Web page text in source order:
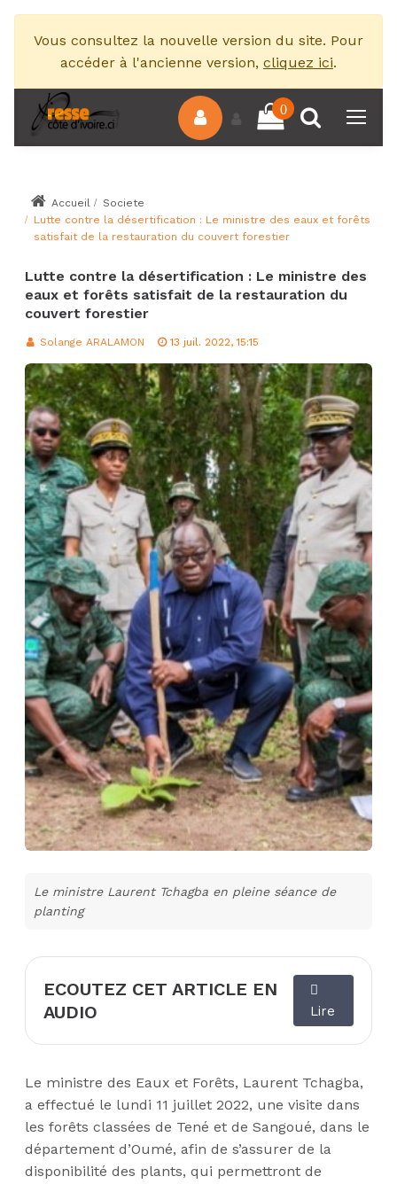
Vous consultez la nouvelle version du site. Pour
accéder à l'ancienne version, cliquez ici.
0
Accueil
Societe
Lutte contre la désertification : Le ministre des eaux et forêts
satisfait de la restauration du couvert forestier
Lutte contre la désertification : Le ministre des
eaux et forêts satisfait de la restauration du
couvert forestier
Solange ARALAMON 13 juil. 2022, 15:15
Le ministre Laurent Tchagba en pleine séance de
planting
ECOUTEZ CET ARTICLE EN
AUDIO
Lire
Le ministre des Eaux et Forêts, Laurent Tchagba,
a effectué le lundi 11 juillet 2022, une visite dans
les forêts classées de Tené et de Sangoué, dans le
département d’Oumé, afin de s’assurer de la
disponibilité des plants, qui permettront de